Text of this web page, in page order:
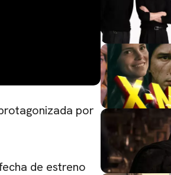
por
de estreno